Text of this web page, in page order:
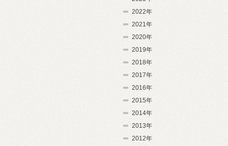
2022年
2021年
2020年
2019年
2018年
2017年
2016年
2015年
2014年
2013年
2012年